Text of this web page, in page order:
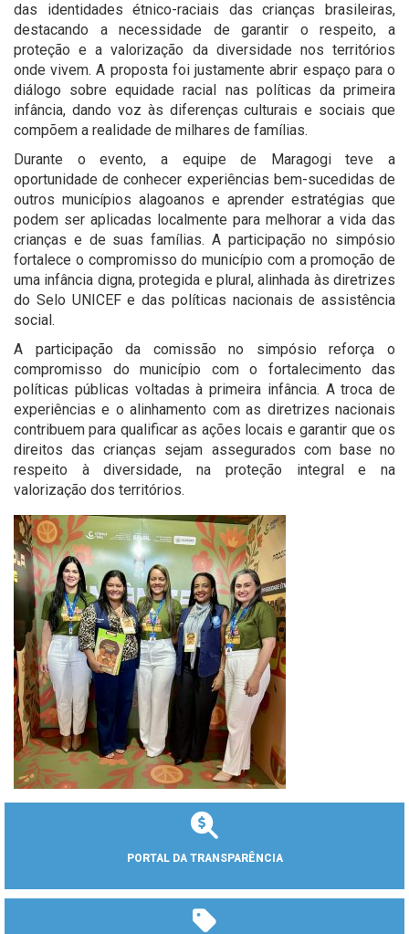
das identidades étnico-raciais das crianças brasileiras,
destacando a necessidade de garantir o respeito, a
proteção e a valorização da diversidade nos territórios
onde vivem. A proposta foi justamente abrir espaço para o
diálogo sobre equidade racial nas políticas da primeira
infância, dando voz às diferenças culturais e sociais que
compõem a realidade de milhares de famílias.
Durante o evento, a equipe de Maragogi teve a
oportunidade de conhecer experiências bem-sucedidas de
outros municípios alagoanos e aprender estratégias que
podem ser aplicadas localmente para melhorar a vida das
crianças e de suas famílias. A participação no simpósio
fortalece o compromisso do município com a promoção de
uma infância digna, protegida e plural, alinhada às diretrizes
do Selo UNICEF e das políticas nacionais de assistência
social.
A participação da comissão no simpósio reforça o
compromisso do município com o fortalecimento das
políticas públicas voltadas à primeira infância. A troca de
experiências e o alinhamento com as diretrizes nacionais
contribuem para qualificar as ações locais e garantir que os
direitos das crianças sejam assegurados com base no
respeito à diversidade, na proteção integral e na
valorização dos territórios.
PORTAL DA TRANSPARÊNCIA